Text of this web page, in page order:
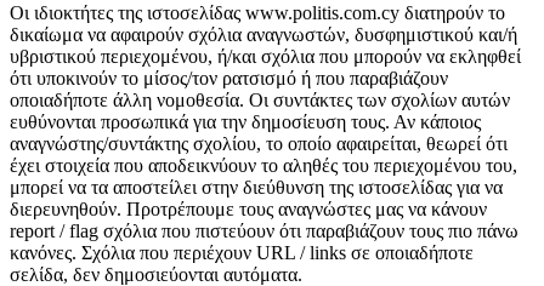
Οι ιδιοκτήτες της ιστοσελίδας www.politis.com.cy διατηρούν το
δικαίωμα να αφαιρούν σχόλια αναγνωστών, δυσφημιστικού και/ή
υβριστικού περιεχομένου, ή/και σχόλια που μπορούν να εκληφθεί
ότι υποκινούν το μίσος/τον ρατσισμό ή που παραβιάζουν
οποιαδήποτε άλλη νομοθεσία. Οι συντάκτες των σχολίων αυτών
ευθύνονται προσωπικά για την δημοσίευση τους. Αν κάποιος
αναγνώστης/συντάκτης σχολίου, το οποίο αφαιρείται, θεωρεί ότι
έχει στοιχεία που αποδεικνύουν το αληθές του περιεχομένου του,
μπορεί να τα αποστείλει στην διεύθυνση της ιστοσελίδας για να
διερευνηθούν. Προτρέπουμε τους αναγνώστες μας να κάνουν
report / flag σχόλια που πιστεύουν ότι παραβιάζουν τους πιο πάνω
κανόνες. Σχόλια που περιέχουν URL / links σε οποιαδήποτε
σελίδα, δεν δημοσιεύονται αυτόματα.